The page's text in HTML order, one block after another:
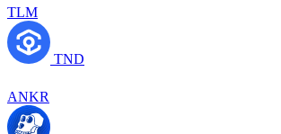
TLM
TND
ANKR